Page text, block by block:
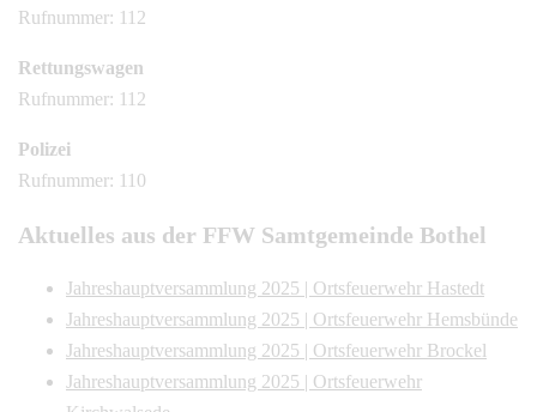
Rufnummer: 112
Rettungswagen
Rufnummer: 112
Polizei
Rufnummer: 110
Aktuelles aus der FFW Samtgemeinde Bothel
Jahreshauptversammlung 2025 | Ortsfeuerwehr Hastedt
Jahreshauptversammlung 2025 | Ortsfeuerwehr Hemsbünde
Jahreshauptversammlung 2025 | Ortsfeuerwehr Brockel
Jahreshauptversammlung 2025 | Ortsfeuerwehr